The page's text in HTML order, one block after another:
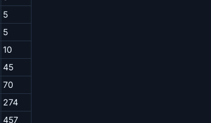
5
5
10
45
70
274
457